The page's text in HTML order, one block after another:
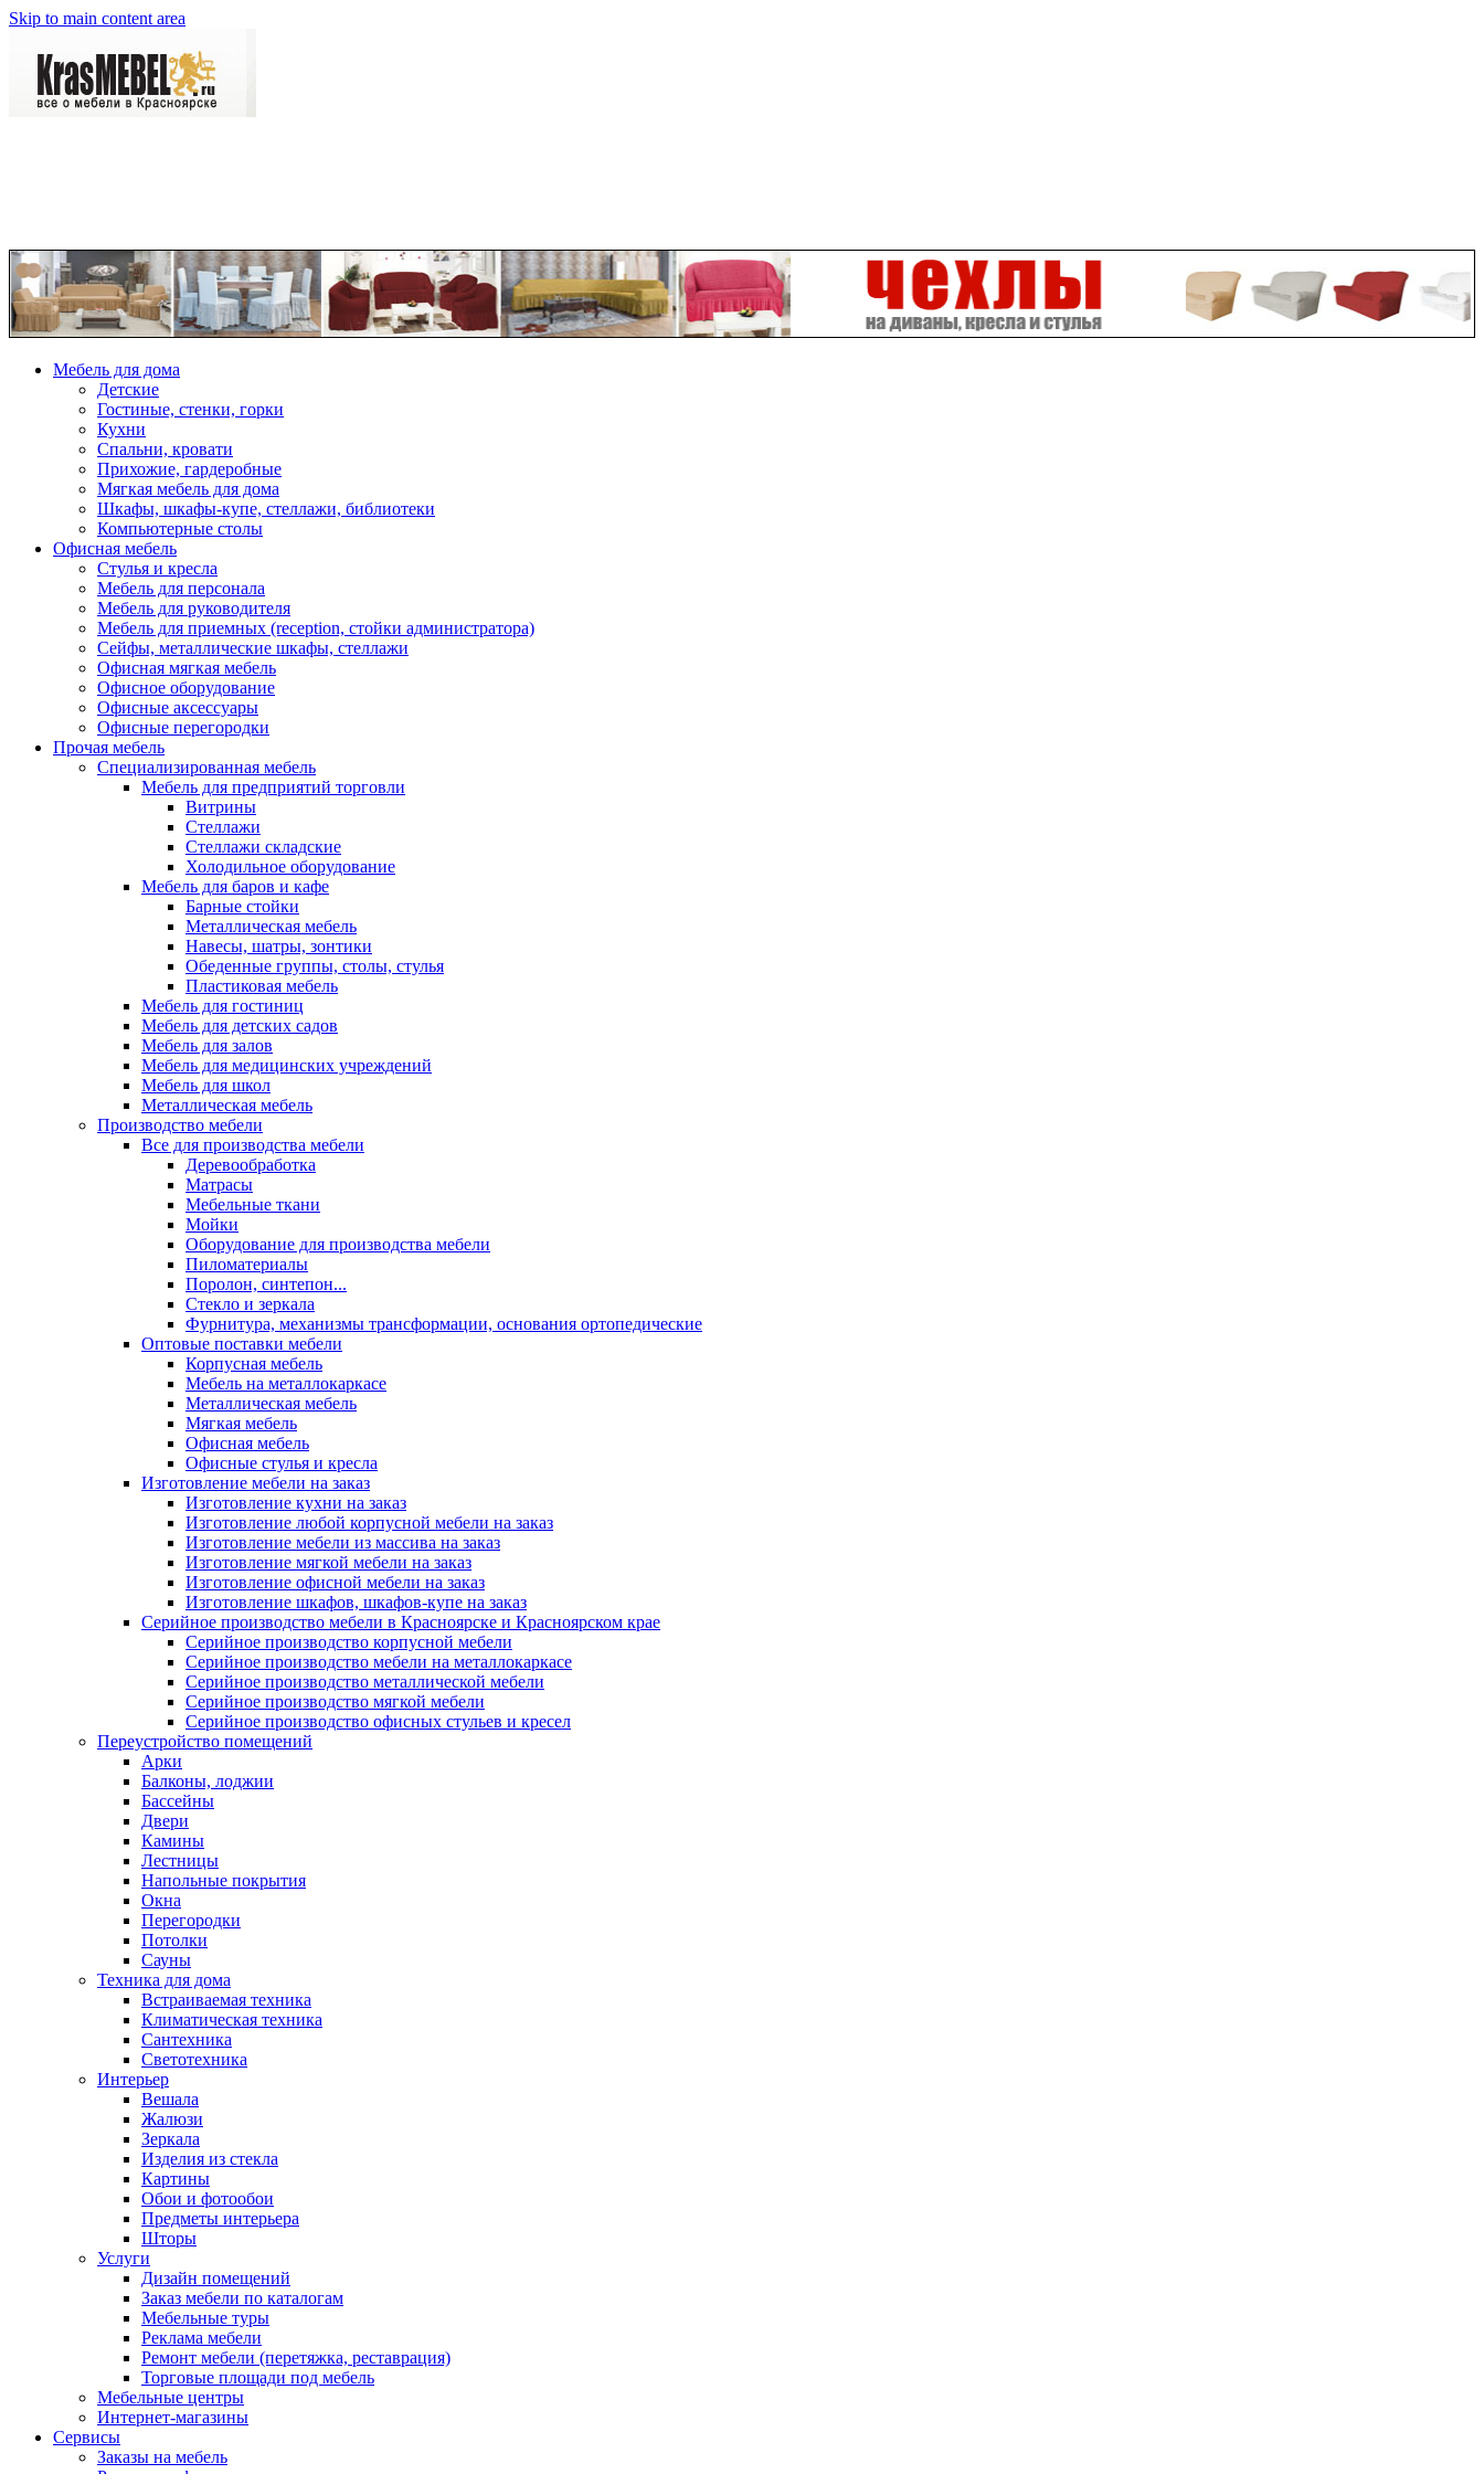
Skip to main content area
Мебель для дома
Детские
Гостиные, стенки, горки
Кухни
Спальни, кровати
Прихожие, гардеробные
Мягкая мебель для дома
Шкафы, шкафы-купе, стеллажи, библиотеки
Компьютерные столы
Офисная мебель
Стулья и кресла
Мебель для персонала
Мебель для руководителя
Мебель для приемных (reception, стойки администратора)
Сейфы, металлические шкафы, стеллажи
Офисная мягкая мебель
Офисное оборудование
Офисные аксессуары
Офисные перегородки
Прочая мебель
Специализированная мебель
Мебель для предприятий торговли
Витрины
Стеллажи
Стеллажи складские
Холодильное оборудование
Мебель для баров и кафе
Барные стойки
Металлическая мебель
Навесы, шатры, зонтики
Обеденные группы, столы, стулья
Пластиковая мебель
Мебель для гостиниц
Мебель для детских садов
Мебель для залов
Мебель для медицинских учреждений
Мебель для школ
Металлическая мебель
Производство мебели
Все для производства мебели
Деревообработка
Матрасы
Мебельные ткани
Мойки
Оборудование для производства мебели
Пиломатериалы
Поролон, синтепон...
Стекло и зеркала
Фурнитура, механизмы трансформации, основания ортопедические
Оптовые поставки мебели
Корпусная мебель
Мебель на металлокаркасе
Металлическая мебель
Мягкая мебель
Офисная мебель
Офисные стулья и кресла
Изготовление мебели на заказ
Изготовление кухни на заказ
Изготовление любой корпусной мебели на заказ
Изготовление мебели из массива на заказ
Изготовление мягкой мебели на заказ
Изготовление офисной мебели на заказ
Изготовление шкафов, шкафов-купе на заказ
Серийное производство мебели в Красноярске и Красноярском крае
Серийное производство корпусной мебели
Серийное производство мебели на металлокаркасе
Серийное производство металлической мебели
Серийное производство мягкой мебели
Серийное производство офисных стульев и кресел
Переустройство помещений
Арки
Балконы, лоджии
Бассейны
Двери
Камины
Лестницы
Напольные покрытия
Окна
Перегородки
Потолки
Сауны
Техника для дома
Встраиваемая техника
Климатическая техника
Сантехника
Светотехника
Интерьер
Вешала
Жалюзи
Зеркала
Изделия из стекла
Картины
Обои и фотообои
Предметы интерьера
Шторы
Услуги
Дизайн помещений
Заказ мебели по каталогам
Мебельные туры
Реклама мебели
Ремонт мебели (перетяжка, реставрация)
Торговые площади под мебель
Мебельные центры
Интернет-магазины
Сервисы
Заказы на мебель